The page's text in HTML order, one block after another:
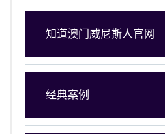
知道澳门威尼斯人官网
经典案例